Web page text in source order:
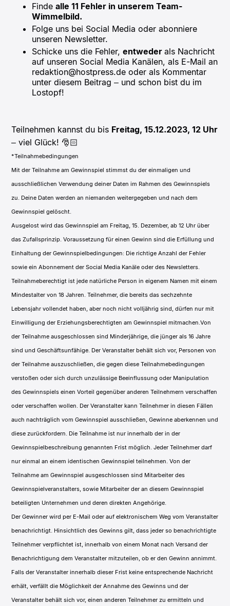
Findealle 11 Fehler in unserem Team-
Wimmelbild.
Folge uns bei Social Media oder abonniere
unseren Newsletter.
Schicke uns die Fehler,entwederals Nachricht
auf unseren Social Media Kanälen, als E-Mail an
redaktion@hostpress.de oder als Kommentar
unter diesem Beitrag – und schon bist du im
Lostopf!
Teilnehmen kannst du bis Freitag, 15.12.2023, 12 Uhr
– viel Glück! 🎅🏻
*Teilnahmebedingungen
Mit der Teilnahme am Gewinnspiel stimmst du der einmaligen und
ausschließlichen Verwendung deiner Daten im Rahmen des Gewinnspiels
zu. Deine Daten werden an niemanden weitergegeben und nach dem
Gewinnspiel gelöscht.
Ausgelost wird das Gewinnspiel am Freitag, 15. Dezember, ab 12 Uhr über
das Zufallsprinzip. Voraussetzung für einen Gewinn sind die Erfüllung und
Einhaltung der Gewinnspielbedingungen: Die richtige Anzahl der Fehler
sowie ein Abonnement der Social Media Kanäle oder des Newsletters.
Teilnahmeberechtigt ist jede natürliche Person in eigenem Namen mit einem
Mindestalter von 18 Jahren. Teilnehmer, die bereits das sechzehnte
Lebensjahr vollendet haben, aber noch nicht volljährig sind, dürfen nur mit
Einwilligung der Erziehungsberechtigten am Gewinnspiel mitmachen.Von
der Teilnahme ausgeschlossen sind Minderjährige, die jünger als 16 Jahre
sind und Geschäftsunfähige. Der Veranstalter behält sich vor, Personen von
der Teilnahme auszuschließen, die gegen diese Teilnahmebedingungen
verstoßen oder sich durch unzulässige Beeinflussung oder Manipulation
des Gewinnspiels einen Vorteil gegenüber anderen Teilnehmern verschaffen
oder verschaffen wollen. Der Veranstalter kann Teilnehmer in diesen Fällen
auch nachträglich vom Gewinnspiel ausschließen, Gewinne aberkennen und
diese zurückfordern. Die Teilnahme ist nur innerhalb der in der
Gewinnspielbeschreibung genannten Frist möglich. Jeder Teilnehmer darf
nur einmal an einem identischen Gewinnspiel teilnehmen.Von der
Teilnahme am Gewinnspiel ausgeschlossen sind Mitarbeiter des
Gewinnspielveranstalters, sowie Mitarbeiter der an diesem Gewinnspiel
beteiligten Unternehmen und deren direkten Angehörige.
Der Gewinner wird per E-Mail oder auf elektronischem Weg vom Veranstalter
benachrichtigt. Hinsichtlich des Gewinns gilt, dass jeder so benachrichtigte
Teilnehmer verpflichtet ist, innerhalb von einem Monat nach Versand der
Benachrichtigung dem Veranstalter mitzuteilen, ob er den Gewinn annimmt.
Falls der Veranstalter innerhalb dieser Frist keine entsprechende Nachricht
erhält, verfällt die Möglichkeit der Annahme des Gewinns und der
Veranstalter behält sich vor, einen anderen Teilnehmer zu ermitteln und